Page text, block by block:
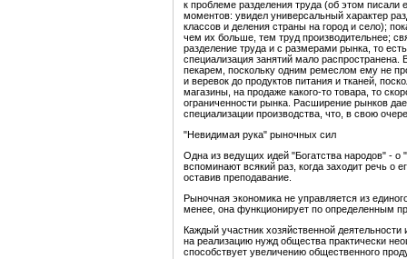
к проблеме разделения труда (об этом
моментов: увидел универсальный характер
классов и деления страны на город и село);
чем их больше, тем труд производительнее;
разделение труда и с размерами рынка, то
специализация занятий мало
пекарем, поскольку одним ремеслом ему не
и веревок до продуктов питания и тканей,
магазины, на продаже какого-то товара, то
ограниченности рынка. Расширение рынков
специализации производства, что, в свою
"Невидимая рука" рыночных сил
Одна из ведущих идей "Богатства народов" -
вспоминают всякий раз, когда заходит речь о
оставив преподавание.
Рыночная экономика не управляется из
менее, она функционирует по определенным
Каждый участник хозяйственной
на реализацию нужд общества практически
способствует увеличению общественного